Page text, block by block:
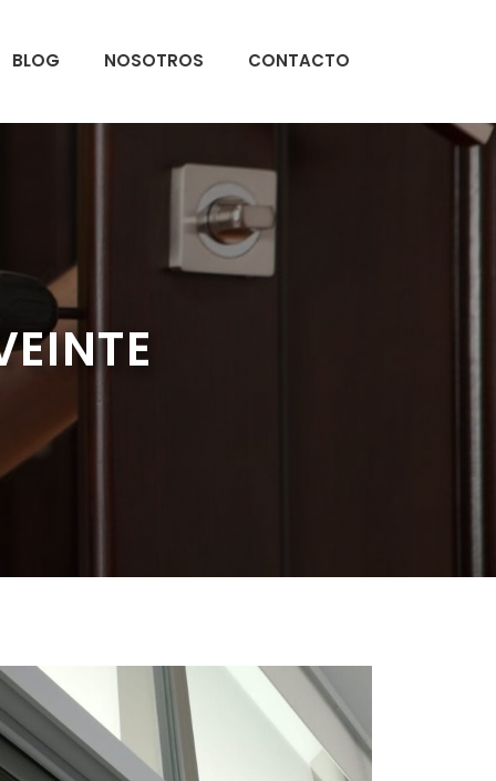
BLOG NOSOTROS CONTACTO